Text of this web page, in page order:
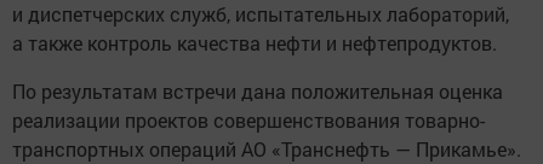
и диспетчерских служб, испытательных лабораторий,
а также контроль качества нефти и нефтепродуктов.
По результатам встречи дана положительная оценка
реализации проектов совершенствования товарно-
транспортных операций АО «Транснефть — Прикамье».